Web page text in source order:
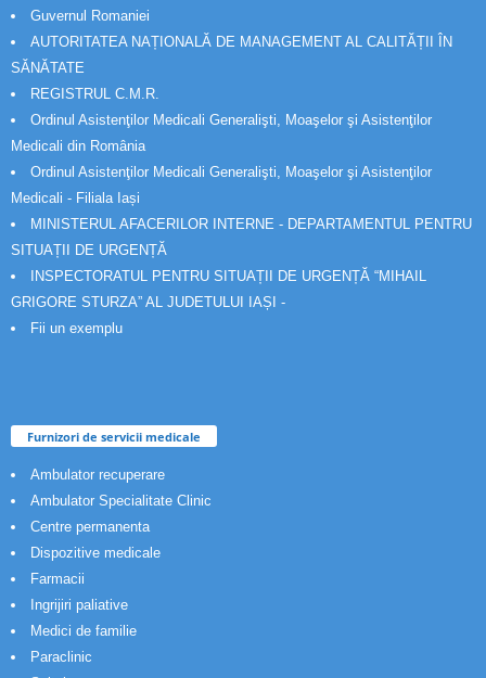
Guvernul Romaniei
AUTORITATEA NAȚIONALĂ DE MANAGEMENT AL CALITĂȚII ÎN
SĂNĂTATE
REGISTRUL C.M.R.
Ordinul Asistenţilor Medicali Generalişti, Moaşelor şi Asistenţilor
Medicali din România
Ordinul Asistenţilor Medicali Generalişti, Moaşelor şi Asistenţilor
Medicali - Filiala Iași
MINISTERUL AFACERILOR INTERNE - DEPARTAMENTUL PENTRU
SITUAȚII DE URGENȚĂ
INSPECTORATUL PENTRU SITUAȚII DE URGENȚĂ “MIHAIL
GRIGORE STURZA” AL JUDETULUI IAȘI -
Fii un exemplu
Furnizori de servicii medicale
Ambulator recuperare
Ambulator Specialitate Clinic
Centre permanenta
Dispozitive medicale
Farmacii
Ingrijiri paliative
Medici de familie
Paraclinic